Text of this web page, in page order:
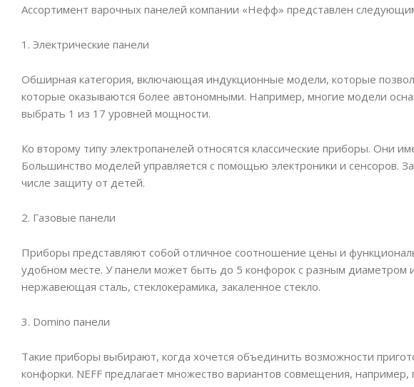
Ассортимент варочных панелей компании «Нефф» представлен
1. Электрические панели
Обширная категория, включающая индукционные модели, которые
которые оказываются более автономными. Например, многие модели
выбрать 1 из 17 уровней мощности.
Ко второму типу электропанелей относятся классические приборы. Они
Большинство моделей управляется с помощью электроники и сенсоров.
числе защиту от детей.
2. Газовые панели
Приборы представляют собой отличное соотношение цены и
удобном месте. У панели может быть до 5 конфорок с разным
нержавеющая сталь, стеклокерамика, закаленное стекло.
3. Domino панели
Такие приборы выбирают, когда хочется объединить возможности
конфорки. NEFF предлагает множество вариантов совмещения,